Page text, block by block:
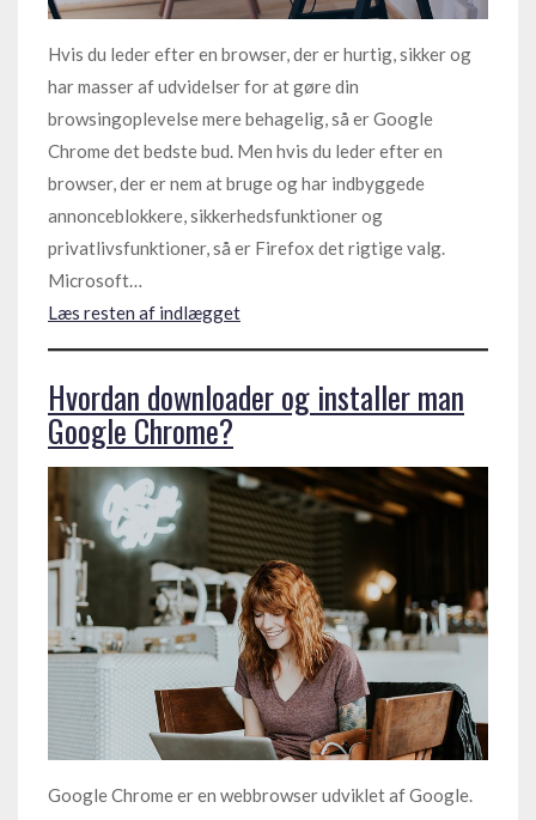
Hvis du leder efter en browser, der er hurtig, sikker og
har masser af udvidelser for at gøre din
browsingoplevelse mere behagelig, så er Google
Chrome det bedste bud. Men hvis du leder efter en
browser, der er nem at bruge og har indbyggede
annonceblokkere, sikkerhedsfunktioner og
privatlivsfunktioner, så er Firefox det rigtige valg.
Microsoft…
Læs resten af indlægget
Hvordan downloader og installer man
Google Chrome?
Google Chrome er en webbrowser udviklet af Google.